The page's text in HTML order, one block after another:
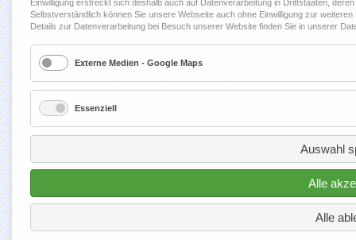
Einwilligung erstreckt sich deshalb auch auf Datenverarbeitung in Drittstaaten,
Selbstverständlich können Sie unsere Webseite auch ohne Einwilligung zur
Details zur Datenverarbeitung bei Besuch unserer Website finden Sie in unserer
Externe Medien - Google Maps
Essenziell
Auswahl
Alle
Alle